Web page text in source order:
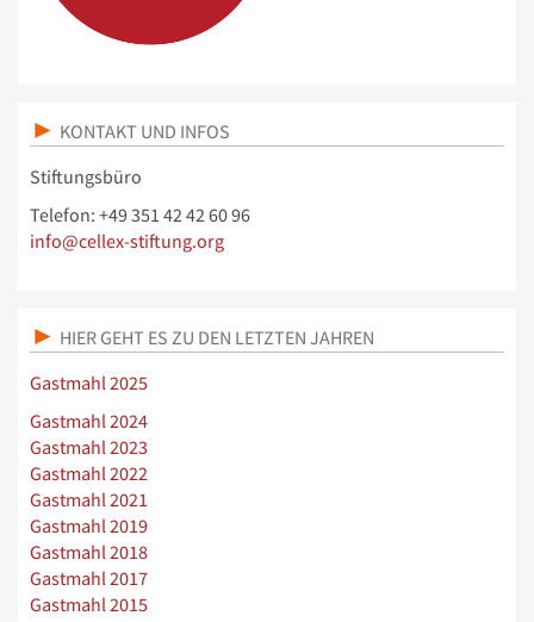
KONTAKT UND INFOS
Stiftungsbüro
Telefon: +49 351 42 42 60 96
info@cellex-stiftung.org
HIER GEHT ES ZU DEN LETZTEN JAHREN
Gastmahl 2025
Gastmahl 2024
Gastmahl 2023
Gastmahl 2022
Gastmahl 2021
Gastmahl 2019
Gastmahl 2018
Gastmahl 2017
Gastmahl 2015